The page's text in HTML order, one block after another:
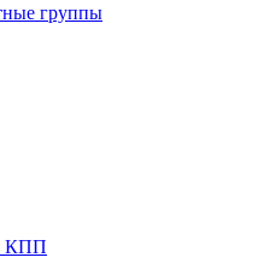
группы
КПП